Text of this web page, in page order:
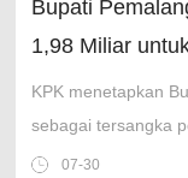
Bupati
1,98 Miliar
KPK menetapkan
sebagai tersangka
melibatkan orang
07-30